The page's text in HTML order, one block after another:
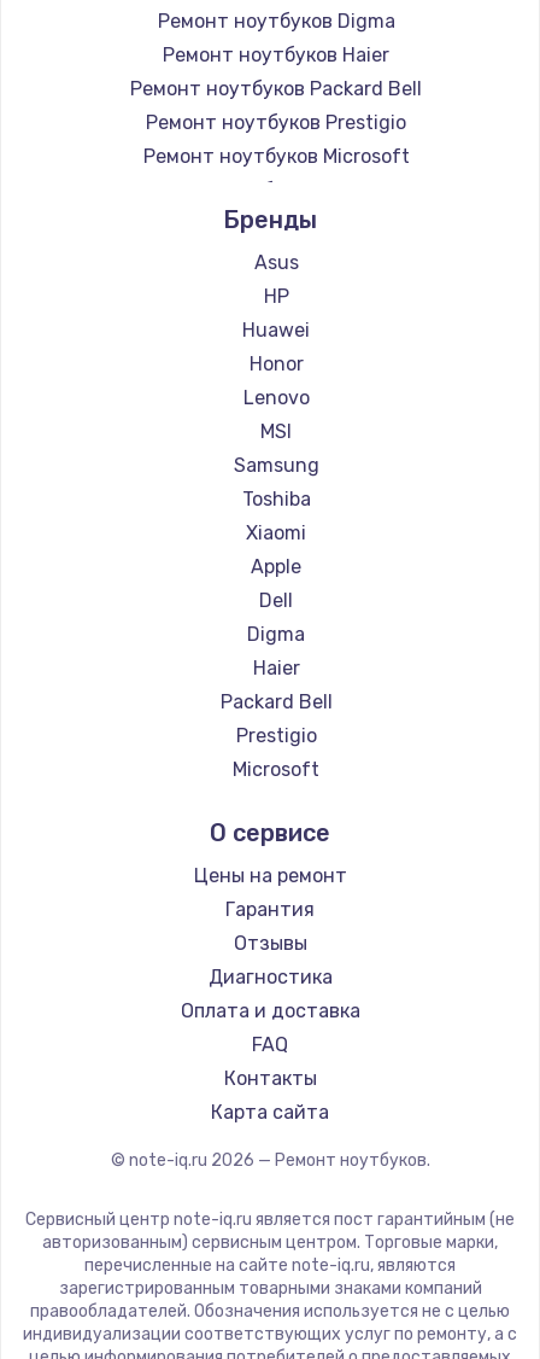
Ремонт ноутбуков Digma
Ремонт ноутбуков Haier
Ремонт ноутбуков Packard Bell
Ремонт ноутбуков Prestigio
Ремонт ноутбуков Microsoft
Ремонт ноутбуков Alienware
Ремонт ноутбуков Aquarius
Ремонт ноутбуков Gigabyte
Ремонт ноутбуков Aorus
Ремонт ноутбуков Maibenben
Ремонт ноутбуков Getac
Ремонт ноутбуков Epson
Ремонт ноутбуков Philips
Ремонт ноутбуков LG
Ремонт ноутбуков Panasonic
Ремонт ноутбуков Irbis
Ремонт ноутбуков Thunderobot
Ремонт ноутбуков Hasee
Ремонт ноутбуков ZTE
Ремонт ноутбуков Hiper
Ремонт ноутбуков Evga
Ремонт ноутбуков Google
Ремонт ноутбуков Echips
Ремонт ноутбуков Predator
Ремонт ноутбуков iru
Ремонт ноутбуков Machenike
Ремонт ноутбуков DEXP
Ремонт ноутбуков Teclast
Ремонт ноутбуков CHUWI
Ремонт ноутбуков Colorful
Бренды
Asus
HP
Huawei
Honor
Lenovo
MSI
Samsung
Toshiba
Xiaomi
Apple
Dell
Digma
Haier
Packard Bell
Prestigio
Microsoft
Aquarius
Gigabyte
Aorus
Maibenben
Getac
Epson
Philips
LG
Panasonic
ZTE
Hiper
Evga
Google
О сервисе
Цены на ремонт
Гарантия
Отзывы
Диагностика
Оплата и доставка
FAQ
Контакты
Карта сайта
© note-iq.ru 2026 — Ремонт ноутбуков.
Сервисный центр note-iq.ru является пост гарантийным (не
авторизованным) сервисным центром. Торговые марки,
перечисленные на сайте note-iq.ru, являются
зарегистрированным товарными знаками компаний
правообладателей. Обозначения используется не с целью
индивидуализации соответствующих услуг по ремонту, а с